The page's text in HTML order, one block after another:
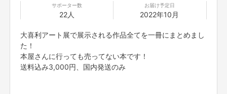
【販売責任者】
吉本興業株式会社
【所在地】
大阪府大阪市中央区難波千日前11番6号
サポーター数
22人
お届け予定日
2022年10月
大喜利アート展で展示される作品全てを一冊にまとめまし
た！
本屋さんに行っても売ってない本です！
送料込み3,000円、国内発送のみ